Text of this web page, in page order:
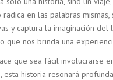
en las palabras
y captura la imaginación del
nos brinda una
que sea fácil involucrarse
historia resonará